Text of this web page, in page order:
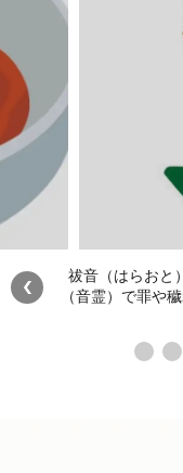
祓音（はらおと
（音霊）で罪や